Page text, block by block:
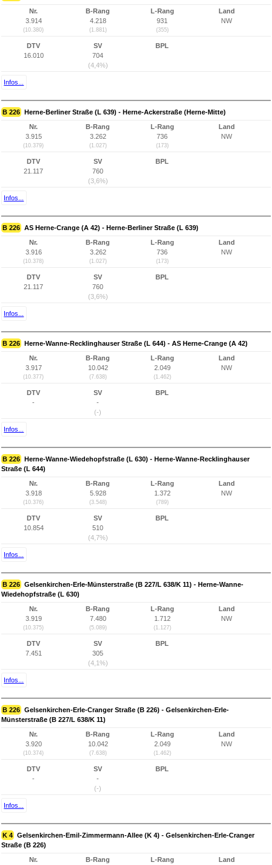
Nr.
3.914
(10.380)
B-Rang
4.218
(1.881)
L-Rang
931
(355)
Land
NW
DTV
16.010
SV
704
(4,4%)
BPL
Infos...
B 226 Herne-Berliner Straße (L 639) - Herne-Ackerstraße (Herne-Mitte)
Nr.
3.915
(10.379)
B-Rang
3.262
(1.027)
L-Rang
736
(173)
Land
NW
DTV
21.117
SV
760
(3,6%)
BPL
Infos...
B 226 AS Herne-Crange (A 42) - Herne-Berliner Straße (L 639)
Nr.
3.916
(10.378)
B-Rang
3.262
(1.027)
L-Rang
736
(173)
Land
NW
DTV
21.117
SV
760
(3,6%)
BPL
Infos...
B 226 Herne-Wanne-Recklinghauser Straße (L 644) - AS Herne-Crange (A 42)
Nr.
3.917
(10.377)
B-Rang
10.042
(7.638)
L-Rang
2.049
(1.462)
Land
NW
DTV
-
SV
-
(-)
BPL
Infos...
B 226 Herne-Wanne-Wiedehopfstraße (L 630) - Herne-Wanne-Recklinghauser
Straße (L 644)
Nr.
3.918
(10.376)
B-Rang
5.928
(3.548)
L-Rang
1.372
(789)
Land
NW
DTV
10.854
SV
510
(4,7%)
BPL
Infos...
B 226 Gelsenkirchen-Erle-Münsterstraße (B 227/L 638/K 11) - Herne-Wanne-
Wiedehopfstraße (L 630)
Nr.
3.919
(10.375)
B-Rang
7.480
(5.089)
L-Rang
1.712
(1.127)
Land
NW
DTV
7.451
SV
305
(4,1%)
BPL
Infos...
B 226 Gelsenkirchen-Erle-Cranger Straße (B 226) - Gelsenkirchen-Erle-
Münsterstraße (B 227/L 638/K 11)
Nr.
3.920
(10.374)
B-Rang
10.042
(7.638)
L-Rang
2.049
(1.462)
Land
NW
DTV
-
SV
-
(-)
BPL
Infos...
K 4 Gelsenkirchen-Emil-Zimmermann-Allee (K 4) - Gelsenkirchen-Erle-Cranger
Straße (B 226)
Nr.
B-Rang
L-Rang
Land